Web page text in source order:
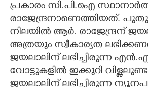
പ്രകാരം സി.പി.ഐ
രാജേന്ദ്രനാണെത്തിയത്.
നിലയിൽ ആർ. രാജേന്ദ്രന്
അത്രയും സ്വീകാര്യത
ജയലാലിന് ലഭിച്ചിരുന്ന
വോട്ടുകളിൽ ഇക്കുറി